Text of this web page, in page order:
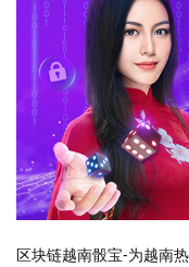
区块链越南骰宝-为越南